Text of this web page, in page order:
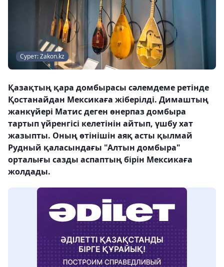
Сурет: Zakon.kz
Қазақтың қара домбырасы сәлемдеме ретінде
Қостанайдан Мексикаға жіберілді. Димаштың
жанкүйері Матис деген өнерпаз домбыра
тартып үйренгісі келетінін айтып, үшбу хат
жазыпты. Оның өтінішін аяқ асты қылмай
Рудный қаласындағы "Алтын домбыра"
орталығы сазды аспаптың бірін Мексикаға
жолдады.